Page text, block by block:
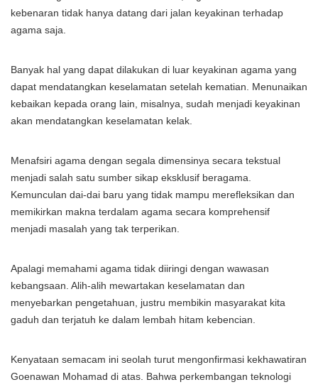
kebenaran tidak hanya datang dari jalan keyakinan terhadap
agama saja.
Banyak hal yang dapat dilakukan di luar keyakinan agama yang
dapat mendatangkan keselamatan setelah kematian. Menunaikan
kebaikan kepada orang lain, misalnya, sudah menjadi keyakinan
akan mendatangkan keselamatan kelak.
Menafsiri agama dengan segala dimensinya secara tekstual
menjadi salah satu sumber sikap eksklusif beragama.
Kemunculan dai-dai baru yang tidak mampu merefleksikan dan
memikirkan makna terdalam agama secara komprehensif
menjadi masalah yang tak terperikan.
Apalagi memahami agama tidak diiringi dengan wawasan
kebangsaan. Alih-alih mewartakan keselamatan dan
menyebarkan pengetahuan, justru membikin masyarakat kita
gaduh dan terjatuh ke dalam lembah hitam kebencian.
Kenyataan semacam ini seolah turut mengonfirmasi kekhawatiran
Goenawan Mohamad di atas. Bahwa perkembangan teknologi